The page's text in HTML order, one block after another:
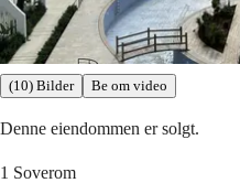
(10) Bilder Be om video
Denne eiendommen er solgt.
1 Soverom